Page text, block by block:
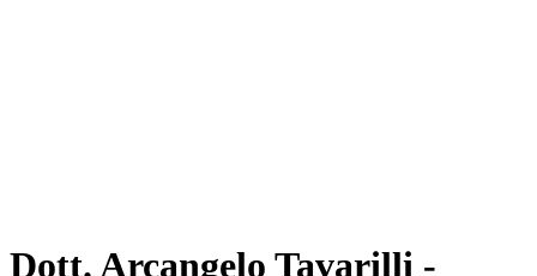
Dott. Arcangelo Tavarilli -